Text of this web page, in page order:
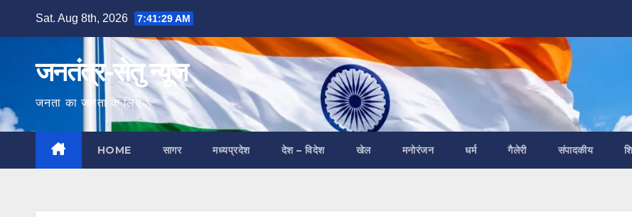
Sat. Aug 8th, 2026 7:41:30 AM
जनतंत्र-सेतु न्यूज
जनता का जनता के लिए
HOME सागर मध्यप्रदेश देश – विदेश खेल मनोरंजन धर्म गैलेरी संपादकीय